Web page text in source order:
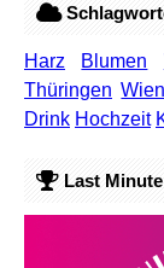
Harz Blumen
Thüringen Wien
Drink Hochzeit
Last